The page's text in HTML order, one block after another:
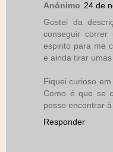
Anónimo 24 de
Gostei da
conseguir
espirito para me
e ainda tirar
Fiquei curioso
Como é que se
posso encontrar
Responder